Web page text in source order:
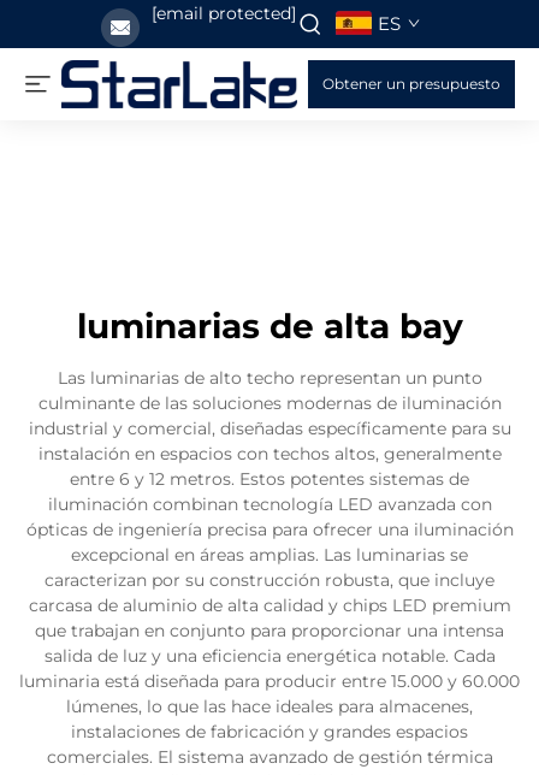
[email protected] ES
Obtener un presupuesto
luminarias de alta bay
Las luminarias de alto techo representan un punto
culminante de las soluciones modernas de iluminación
industrial y comercial, diseñadas específicamente para su
instalación en espacios con techos altos, generalmente
entre 6 y 12 metros. Estos potentes sistemas de
iluminación combinan tecnología LED avanzada con
ópticas de ingeniería precisa para ofrecer una iluminación
excepcional en áreas amplias. Las luminarias se
caracterizan por su construcción robusta, que incluye
carcasa de aluminio de alta calidad y chips LED premium
que trabajan en conjunto para proporcionar una intensa
salida de luz y una eficiencia energética notable. Cada
luminaria está diseñada para producir entre 15.000 y 60.000
lúmenes, lo que las hace ideales para almacenes,
instalaciones de fabricación y grandes espacios
comerciales. El sistema avanzado de gestión térmica